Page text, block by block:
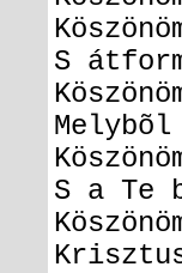
S
S a Te